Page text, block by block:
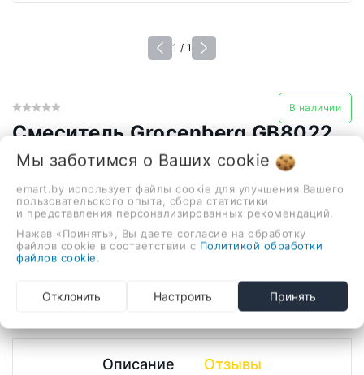
1 / 1
В наличии
Смеситель Grocenberg GB8022
(хром)
смеситель для ванны и душа, монтаж на стену
- +
В корзину
Описание Отзывы
Мы заботимся о Ваших cookie
emart.by использует файлы cookie для улучшения Вашего
пользовательского опыта, сбора статистики
и представления персонализированных рекомендаций.
Нажав «Принять», Вы даете согласие на обработку
файлов cookie в соответствии с Политикой обработки
файлов cookie
Отклонить Настроить Принять